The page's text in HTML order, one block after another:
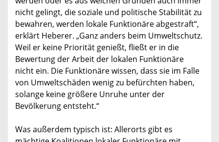
nicht gelingt, die soziale und politische Stabilität zu
bewahren, werden lokale Funktionäre abgestraft“,
erklärt Heberer. „Ganz anders beim Umweltschutz.
Weil er keine Priorität genießt, fließt er in die
Bewertung der Arbeit der lokalen Funktionäre
nicht ein. Die Funktionäre wissen, dass sie im Falle
von Umweltschäden wenig zu befürchten haben,
solange keine größere Unruhe unter der
Bevölkerung entsteht.“
Was außerdem typisch ist: Allerorts gibt es